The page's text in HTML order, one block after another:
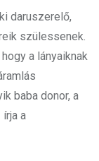
daruszerelő,
szülessenek.
a lányaiknak
baba donor, a
a